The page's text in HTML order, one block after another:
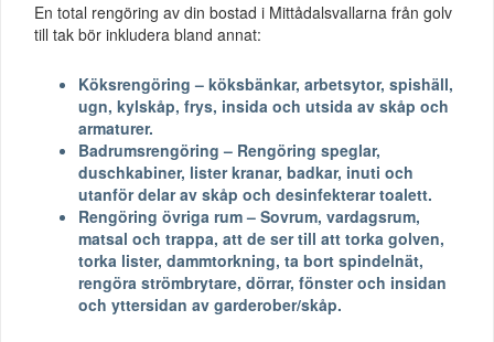
En total rengöring av din bostad i Mittådalsvallarna från golv
till tak bör inkludera bland annat:
Köksrengöring – köksbänkar, arbetsytor, spishäll,
ugn, kylskåp, frys, insida och utsida av skåp och
armaturer.
Badrumsrengöring – Rengöring speglar,
duschkabiner, lister kranar, badkar, inuti och
utanför delar av skåp och desinfekterar toalett.
Rengöring övriga rum – Sovrum, vardagsrum,
matsal och trappa, att de ser till att torka golven,
torka lister, dammtorkning, ta bort spindelnät,
rengöra strömbrytare, dörrar, fönster och insidan
och yttersidan av garderober/skåp.